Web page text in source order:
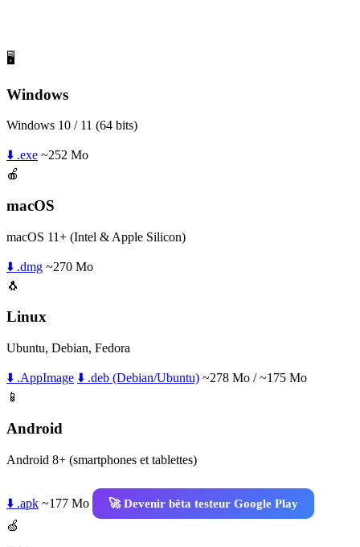
🖥️
Windows
Windows 10 / 11 (64 bits)
⬇️ .exe ~252 Mo
🍎
macOS
macOS 11+ (Intel & Apple Silicon)
⬇️ .dmg ~270 Mo
🐧
Linux
Ubuntu, Debian, Fedora
⬇️ .AppImage ⬇️ .deb (Debian/Ubuntu) ~278 Mo / ~175 Mo
📱
Android
Android 8+ (smartphones et tablettes)
⬇️ .apk ~177 Mo
🚀 Devenir bêta testeur Google Play
🍏